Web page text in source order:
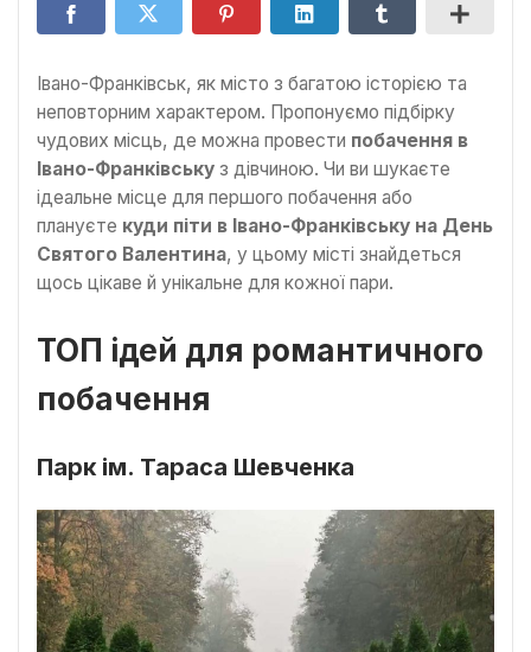
Івано-Франківськ, як місто з багатою історією та
неповторним характером. Пропонуємо підбірку
чудових місць, де можна провести побачення в
Івано-Франківську з дівчиною. Чи ви шукаєте
ідеальне місце для першого побачення або
плануєте куди піти в Івано-Франківську на День
Святого Валентина, у цьому місті знайдеться
щось цікаве й унікальне для кожної пари.
ТОП ідей для романтичного
побачення
Парк ім. Тараса Шевченка